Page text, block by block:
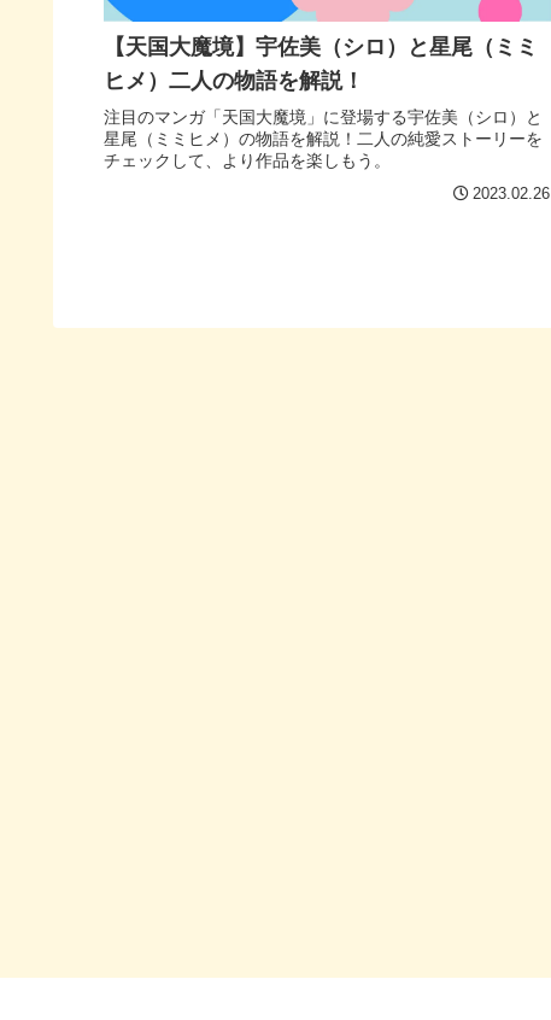
【天国大魔境】宇佐美（シロ）と星尾（ミミ
ヒメ）二人の物語を解説！
注目のマンガ「天国大魔境」に登場する宇佐美（シロ）と
星尾（ミミヒメ）の物語を解説！二人の純愛ストーリーを
チェックして、より作品を楽しもう。
2023.02.26